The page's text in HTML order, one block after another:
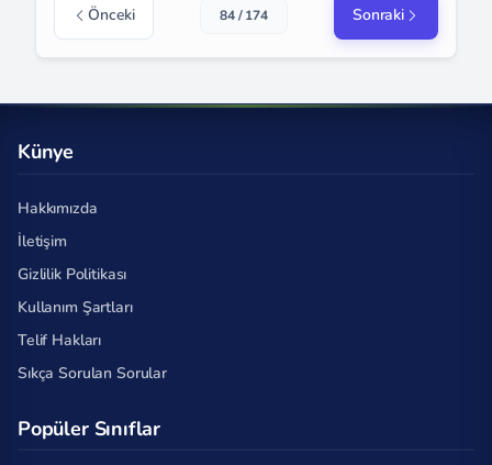
Önceki 84 / 174 Sonraki
Künye
Hakkımızda
İletişim
Gizlilik Politikası
Kullanım Şartları
Telif Hakları
Sıkça Sorulan Sorular
Popüler Sınıflar